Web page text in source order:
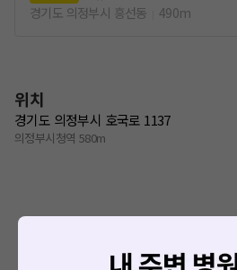
경기도 의정부시 흥선동
490m
위치
경기도 의정부시 호국로 1137
의정부시청역 580m